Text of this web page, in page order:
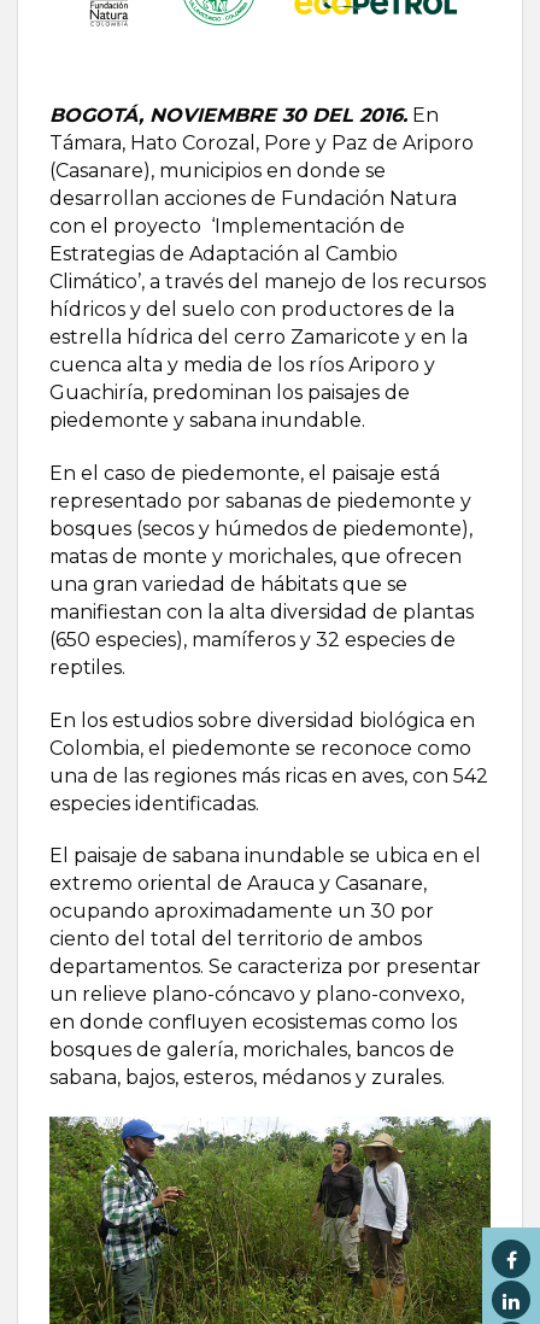
BOGOTÁ, NOVIEMBRE 30 DEL 2016.En
Támara, Hato Corozal, Pore y Paz de Ariporo
(Casanare), municipios en donde se
desarrollan acciones de Fundación Natura
con el proyecto ‘Implementación de
Estrategias de Adaptación al Cambio
Climático’, a través del manejo de los recursos
hídricos y del suelo con productores de la
estrella hídrica del cerro Zamaricote y en la
cuenca alta y media de los ríos Ariporo y
Guachiría, predominan los paisajes de
piedemonte y sabana inundable.
En el caso de piedemonte, el paisaje está
representado por sabanas de piedemonte y
bosques (secos y húmedos de piedemonte),
matas de monte y morichales, que ofrecen
una gran variedad de hábitats que se
manifiestan con la alta diversidad de plantas
(650 especies), mamíferos y 32 especies de
reptiles.
En los estudios sobre diversidad biológica en
Colombia, el piedemonte se reconoce como
una de las regiones más ricas en aves, con 542
especies identificadas.
El paisaje de sabana inundable se ubica en el
extremo oriental de Arauca y Casanare,
ocupando aproximadamente un 30 por
ciento del total del territorio de ambos
departamentos. Se caracteriza por presentar
un relieve plano-cóncavo y plano-convexo,
en donde confluyen ecosistemas como los
bosques de galería, morichales, bancos de
sabana, bajos, esteros, médanos y zurales.